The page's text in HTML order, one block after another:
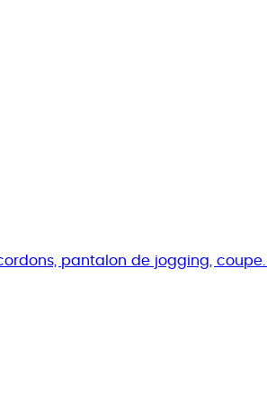
pantalon de jogging, coupe...